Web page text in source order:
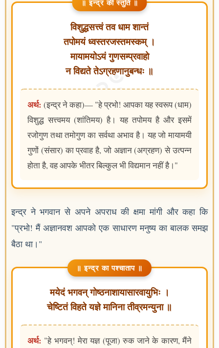
॥ इन्द्र की स्तुति ॥
विशुद्धसत्त्वं तव धाम शान्तं
तपोमयं ध्वस्तरजस्तमस्कम् ।
मायामयोऽयं गुणसम्प्रवाहो
न विद्यते तेऽग्रहणानुबन्धः ॥
अर्थ: (इन्द्र ने कहा)— "हे प्रभो! आपका यह स्वरूप (धाम)
विशुद्ध सत्त्वमय (शांतिमय) है। यह तपोमय है और इसमें
रजोगुण तथा तमोगुण का सर्वथा अभाव है। यह जो मायामयी
गुणों (संसार) का प्रवाह है, जो अज्ञान (अग्रहण) से उत्पन्न
होता है, वह आपके भीतर बिल्कुल भी विद्यमान नहीं है।"
इन्द्र ने भगवान से अपने अपराध की क्षमा मांगी और कहा कि
"प्रभो! मैं अज्ञानवश आपको एक साधारण मनुष्य का बालक समझ
बैठा था।"
॥ इन्द्र का पश्चाताप ॥
मयेदं भगवन् गोष्ठनाशायासारवायुभिः ।
चेष्टितं विहते यज्ञे मानिना तीव्रमन्युना ॥
अर्थ: "हे भगवन्! मेरा यज्ञ (पूजा) रुक जाने के कारण, मैंने